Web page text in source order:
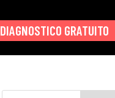
DIAGNOSTICO GRATUITO